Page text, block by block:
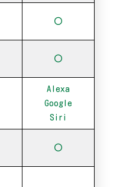
〇
〇
Alexa
Google
Siri
〇